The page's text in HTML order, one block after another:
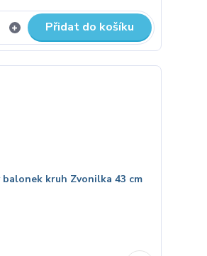
Přidat do košíku